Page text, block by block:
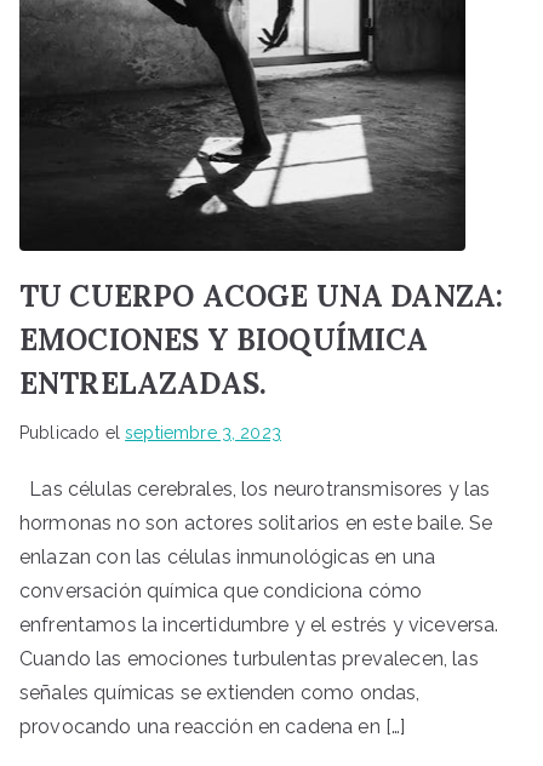
TU CUERPO ACOGE UNA DANZA:
EMOCIONES Y BIOQUÍMICA
ENTRELAZADAS.
Publicado elseptiembre 3, 2023
Las células cerebrales, los neurotransmisores y las
hormonas no son actores solitarios en este baile. Se
enlazan con las células inmunológicas en una
conversación química que condiciona cómo
enfrentamos la incertidumbre y el estrés y viceversa.
Cuando las emociones turbulentas prevalecen, las
señales químicas se extienden como ondas,
provocando una reacción en cadena en […]